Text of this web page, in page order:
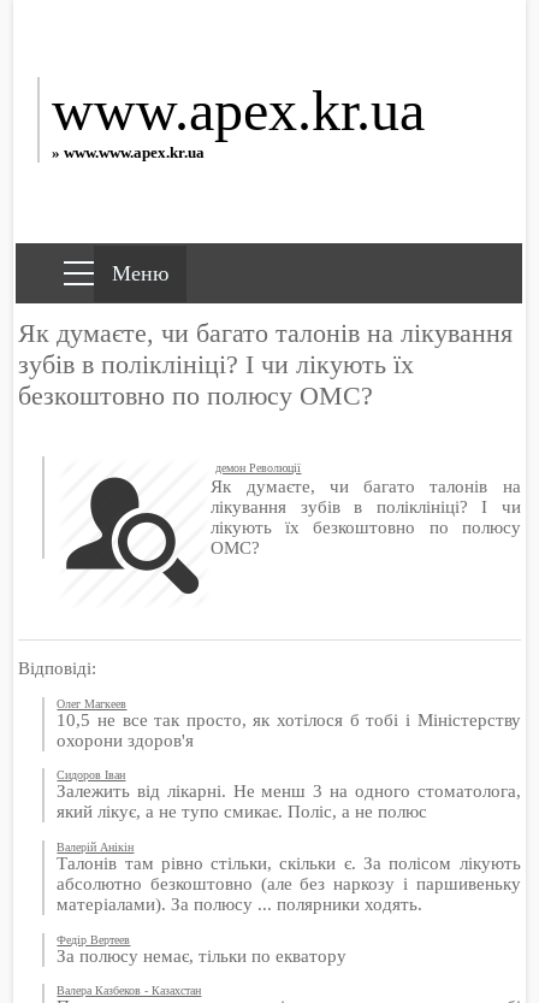
www.apex.kr.ua
» www.www.apex.kr.ua
Як думаєте, чи багато талонів на лікування
зубів в поліклініці? І чи лікують їх
безкоштовно по полюсу ОМС?
демон Революції
Як думаєте, чи багато талонів на
лікування зубів в поліклініці? І чи
лікують їх безкоштовно по полюсу
ОМС?
Відповіді:
Олег Магкеев
10,5 не все так просто, як хотілося б тобі і Міністерству
охорони здоров'я
Сидоров Іван
Залежить від лікарні. Не менш 3 на одного стоматолога,
який лікує, а не тупо смикає. Поліс, а не полюс
Валерій Анікін
Талонів там рівно стільки, скільки є. За полісом лікують
абсолютно безкоштовно (але без наркозу і паршивеньку
матеріалами). За полюсу ... полярники ходять.
Федір Вертеев
За полюсу немає, тільки по екватору
Валера Казбеков - Казахстан